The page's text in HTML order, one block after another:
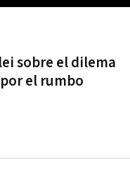
sobre el dilema
el rumbo